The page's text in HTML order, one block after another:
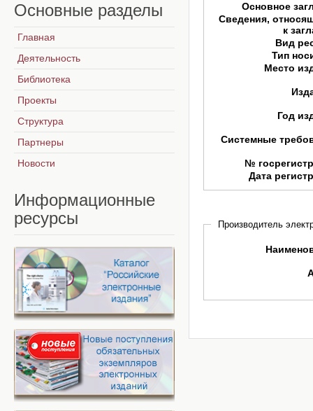
Основное
Сведения,
к
Вид
Тип
Место
Год
Системные
№
Дата
Производитель
Основные разделы
Главная
Деятельность
Библиотека
Проекты
Структура
Партнеры
Новости
Информационные
ресурсы